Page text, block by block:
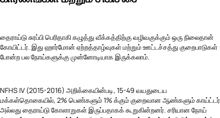
தைராய்டு சுரப்பி பெரிதாகி கழுத்து வீக்கத்திற்கு வழிவகுக்கும் ஒரு நிலைதான்
கோயிட்டர். இது ஹார்மோன் ஏற்றத்தாழ்வுகள் மற்றும் ஊட்டச்சத்து குறைபாடுகள்
போன்ற பல நோய்களுக்கு முன்னோடியாக இருக்கலாம்.
NFHS IV (2015-2016) அறிக்கையின்படி, 15-49 வயதுடைய
மக்கள்தொகையில், 2% பெண்களும் 1% க்கும் குறைவான ஆண்களும் காய்ட்டர்
அல்லது தைராய்டு கோளாறுகள் இருப்பதாகக் கூறுகின்றனர். சரியான நோய்